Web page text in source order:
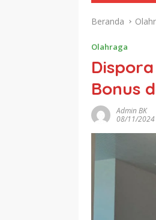
Beranda
Olahraga
Bonus
Admin BK
08/11/2024